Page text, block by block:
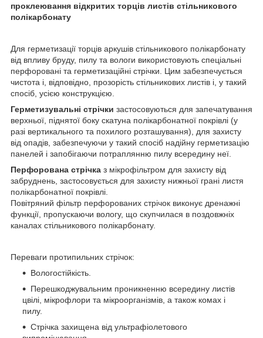
проклеювання відкритих торців листів стільникового
полікарбонату
Для герметизації торців аркушів стільникового полікарбонату
від впливу бруду, пилу та вологи використовують спеціальні
перфоровані та герметизаційні стрічки. Цим забезпечується
чистота і, відповідно, прозорість стільникових листів і, у такий
спосіб, усією конструкцією.
Герметизувальні стрічки застосовуються для запечатування
верхньої, піднятої боку скатуна полікарбонатної покрівлі (у
разі вертикального та похилого розташування), для захисту
від опадів, забезпечуючи у такий спосіб надійну герметизацію
панелей і запобігаючи потраплянню пилу всередину неї.
Перфорована стрічка з мікрофільтром для захисту від
забруднень, застосовується для захисту нижньої грані листя
полікарбонатної покрівлі.
Повітряний фільтр перфорованих стрічок виконує дренажні
функції, пропускаючи вологу, що скупчилася в поздовжніх
каналах стільникового полікарбонату.
Переваги протипильних стрічок:
Вологостійкість.
Перешкоджувальним проникненню всередину листів
цвілі, мікрофлори та мікроорганізмів, а також комах і
пилу.
Стрічка захищена від ультрафіолетового